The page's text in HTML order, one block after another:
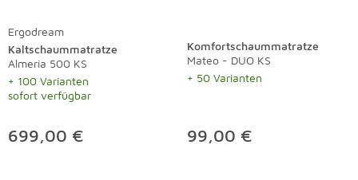
Ergodream
Kaltschaummatratze
Almeria 500 KS
+ 100 Varianten
sofort verfügbar
699,00 €
Komfortschaummatratze
Mateo - DUO KS
+ 50 Varianten
99,00 €